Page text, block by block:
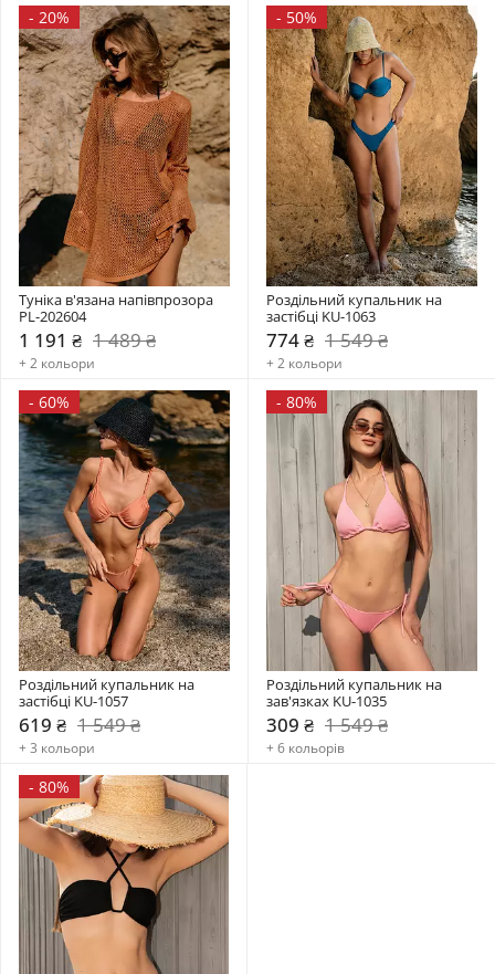
- 20%
Туніка в'язана напівпрозора
PL-202604
1 191 ₴ 1 489 ₴
+ 2 кольори
- 50%
Роздільний купальник на
застібці KU-1063
774 ₴ 1 549 ₴
+ 2 кольори
- 60%
Роздільний купальник на
застібці KU-1057
619 ₴ 1 549 ₴
+ 3 кольори
- 80%
Роздільний купальник на
зав'язках KU-1035
309 ₴ 1 549 ₴
+ 6 кольорів
- 80%